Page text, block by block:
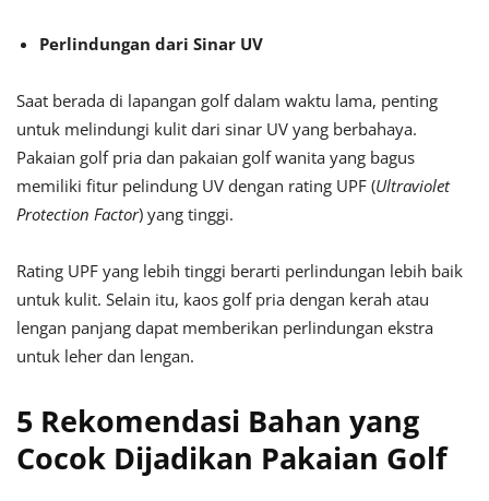
Perlindungan dari Sinar UV
Saat berada di lapangan golf dalam waktu lama, penting
untuk melindungi kulit dari sinar UV yang berbahaya.
Pakaian golf pria dan pakaian golf wanita yang bagus
memiliki fitur pelindung UV dengan rating UPF (Ultraviolet
Protection Factor) yang tinggi.
Rating UPF yang lebih tinggi berarti perlindungan lebih baik
untuk kulit. Selain itu, kaos golf pria dengan kerah atau
lengan panjang dapat memberikan perlindungan ekstra
untuk leher dan lengan.
5 Rekomendasi Bahan yang
Cocok Dijadikan Pakaian Golf